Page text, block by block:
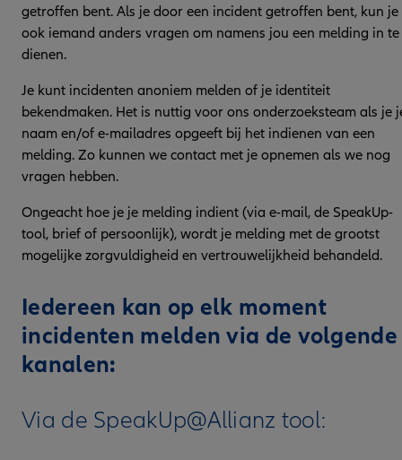
getroffen bent. Als je door een incident getroffen bent, kun je
ook iemand anders vragen om namens jou een melding in te
dienen.
Je kunt incidenten anoniem melden of je identiteit
bekendmaken. Het is nuttig voor ons onderzoeksteam als je
naam en/of e-mailadres opgeeft bij het indienen van een
melding. Zo kunnen we contact met je opnemen als we nog
vragen hebben.
Ongeacht hoe je je melding indient (via e-mail, de SpeakUp-
tool, brief of persoonlijk), wordt je melding met de grootst
mogelijke zorgvuldigheid en vertrouwelijkheid behandeld.
Iedereen kan op elk moment
incidenten melden via de volgende
kanalen:
Via de SpeakUp@Allianz tool: